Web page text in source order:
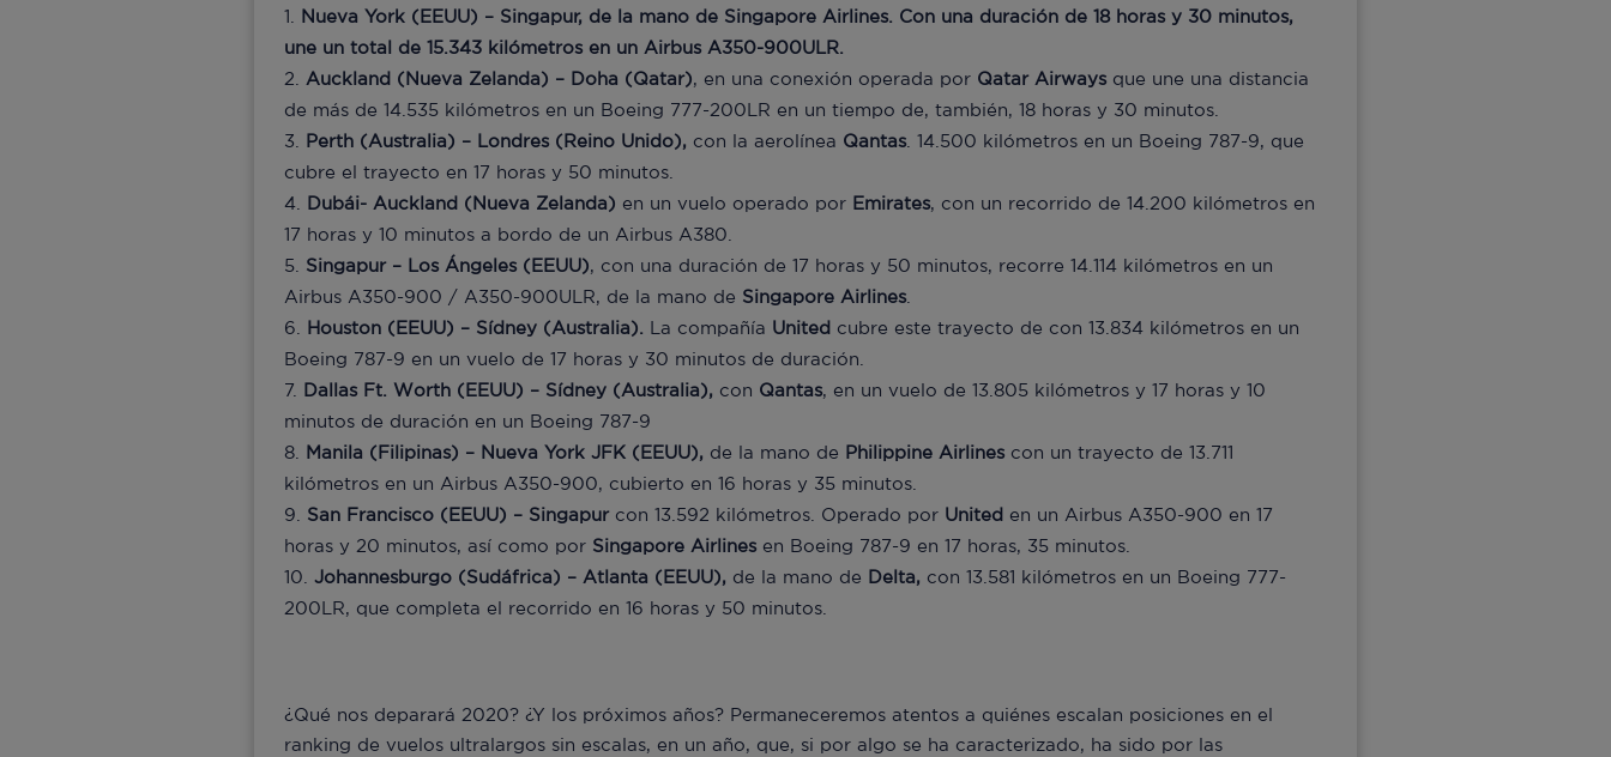
Nueva York (EEUU) – Singapur, de la mano de Singapore Airlines. Con una duración de 18 horas y 30 minutos,
une un total de 15.343 kilómetros en un Airbus A350-900ULR.
Auckland (Nueva Zelanda) – Doha (Qatar), en una conexión operada por Qatar Airways que une una distancia
de más de 14.535 kilómetros en un Boeing 777-200LR en un tiempo de, también, 18 horas y 30 minutos.
Perth (Australia) – Londres (Reino Unido), con la aerolínea Qantas . 14.500 kilómetros en un Boeing 787-9, que
cubre el trayecto en 17 horas y 50 minutos.
Dubái- Auckland (Nueva Zelanda) en un vuelo operado por Emirates, con un recorrido de 14.200 kilómetros en
17 horas y 10 minutos a bordo de un Airbus A380.
Singapur – Los Ángeles (EEUU), con una duración de 17 horas y 50 minutos, recorre 14.114 kilómetros en un
Airbus A350-900 / A350-900ULR, de la mano de Singapore Airlines
Houston (EEUU) – Sídney (Australia). La compañía United cubre este trayecto de con 13.834 kilómetros en un
Boeing 787-9 en un vuelo de 17 horas y 30 minutos de duración.
Dallas Ft. Worth (EEUU) – Sídney (Australia), con Qantas, en un vuelo de 13.805 kilómetros y 17 horas y 10
minutos de duración en un Boeing 787-9
Manila (Filipinas) – Nueva York JFK (EEUU), de la mano de Philippine Airlines con un trayecto de 13.711
kilómetros en un Airbus A350-900, cubierto en 16 horas y 35 minutos.
San Francisco (EEUU) – Singapurcon 13.592 kilómetros. Operado por United en un Airbus A350-900 en 17
horas y 20 minutos, así como por Singapore Airlines en Boeing 787-9 en 17 horas, 35 minutos.
Johannesburgo (Sudáfrica) – Atlanta (EEUU), de la mano de Delta, con 13.581 kilómetros en un Boeing 777-
200LR, que completa el recorrido en 16 horas y 50 minutos.
¿Qué nos deparará 2020? ¿Y los próximos años? Permaneceremos atentos a quiénes escalan posiciones en el
ranking de vuelos ultralargos sin escalas, en un año, que, si por algo se ha caracterizado, ha sido por las